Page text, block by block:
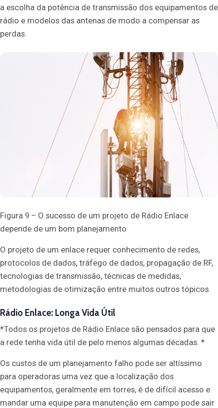
a escolha da potência de transmissão dos equipamentos de
rádio e modelos das antenas de modo a compensar as
perdas.
Figura 9 – O sucesso de um projeto de Rádio Enlace
depende de um bom planejamento
O projeto de um enlace requer conhecimento de redes,
protocolos de dados, tráfego de dados, propagação de RF,
tecnologias de transmissão, técnicas de medidas,
metodologias de otimização entre muitos outros tópicos.
Rádio Enlace: Longa Vida Útil
*Todos os projetos de Rádio Enlace são pensados para que
a rede tenha vida útil de pelo menos algumas décadas. *
Os custos de um planejamento falho pode ser altíssimo
para operadoras uma vez que a localização dos
equipamentos, geralmente em torres, é de difícil acesso e
mandar uma equipe para manutenção em campo pode sair